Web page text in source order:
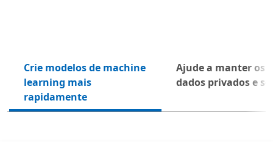
Crie modelos de machine
learning mais
rapidamente
Ajude a manter os
dados privados e